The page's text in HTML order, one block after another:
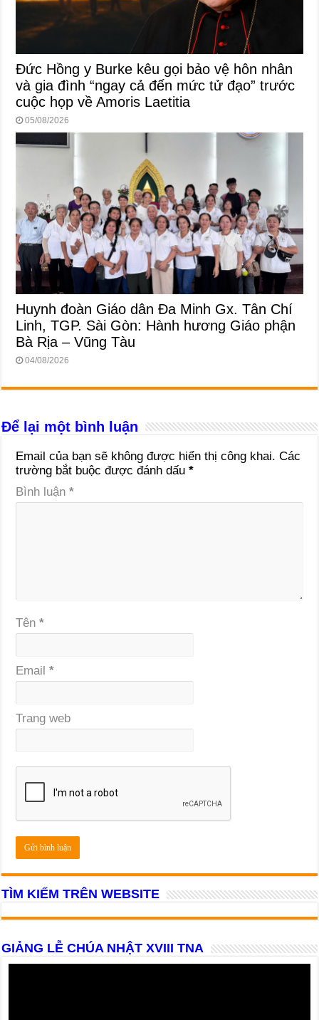
Đức Hồng y Burke kêu gọi bảo vệ hôn nhân
và gia đình “ngay cả đến mức tử đạo” trước
cuộc họp về Amoris Laetitia
05/08/2026
Huynh đoàn Giáo dân Đa Minh Gx. Tân Chí
Linh, TGP. Sài Gòn: Hành hương Giáo phận
Bà Rịa – Vũng Tàu
04/08/2026
Để lại một bình luận
Email của bạn sẽ không được hiển thị công khai. Các
trường bắt buộc được đánh dấu*
Bình luận*
Tên*
Email*
Trang web
TÌM KIẾM TRÊN WEBSITE
GIẢNG LỄ CHÚA NHẬT XVIII TNA